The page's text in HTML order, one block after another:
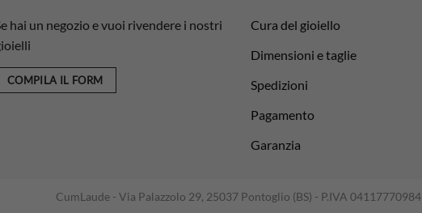
hai un negozio e vuoi rivendere i nostri
COMPILA IL FORM
Cura del gioiello
Dimensioni e taglie
Spedizioni
Pagamento
Garanzia
CumLaude - Via Palazzolo 29, 25037 Pontoglio (BS) - P.IVA 04117770984